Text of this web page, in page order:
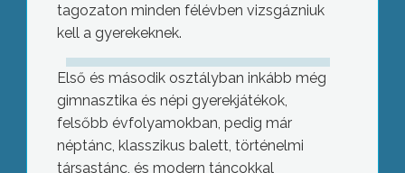
tagozaton minden félévben vizsgázniuk
kell a gyerekeknek.
Első és második osztályban inkább még
gimnasztika és népi gyerekjátékok,
felsőbb évfolyamokban, pedig már
néptánc, klasszikus balett, történelmi
társastánc, és modern táncokkal